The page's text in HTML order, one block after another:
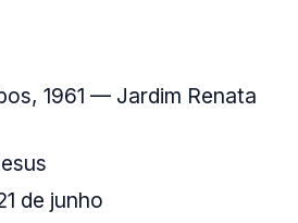
1961 — Jardim Renata
de junho